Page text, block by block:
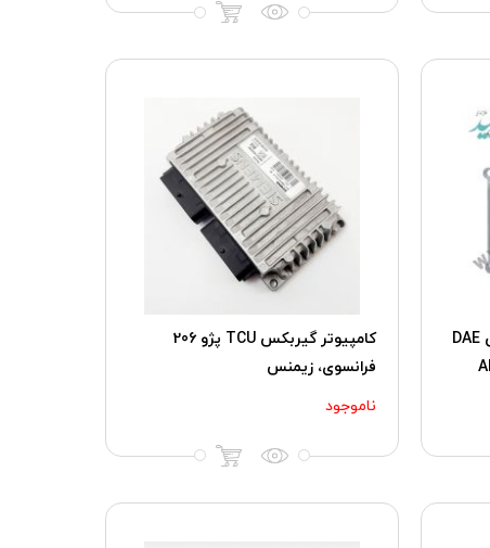
کامپیوتر گیربکس TCU دناپلاس DAE
کامپیوتر گیربکس TCU پژو 206
فرانسوی، زیمنس
ناموجود